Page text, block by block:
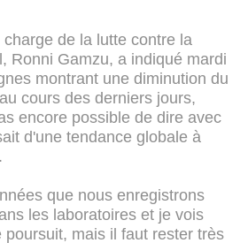
de la lutte contre la
Ronni Gamzu, a indiqué mardi
montrant une diminution du
cours des derniers jours,
encore possible de dire avec
d'une tendance globale à
que nous enregistrons
les laboratoires et je vois
poursuit, mais il faut rester très